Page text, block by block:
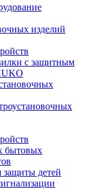
изделий
с защитным
бытовых
защиты детей